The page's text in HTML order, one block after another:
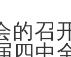
的召